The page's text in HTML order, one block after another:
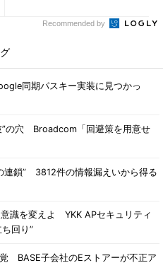
Recommended by
同期パスキー実装に見つかっ
”の穴 Broadcom「回避策を用意せ
連鎖” 3812件の情報漏えいから得る
識を変えよ YKK APセキュリティ
回り”
BASE子会社のEストアーが不正ア